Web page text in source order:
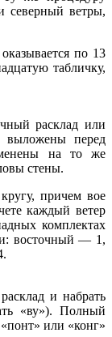
северный ветры,
по 13
табличку,
расклад или
выложены перед
на то же
стены.
причем вое
каждый ветер
комплектах
восточный — 1,
и набрать
«ву»). Полный
или «конг»